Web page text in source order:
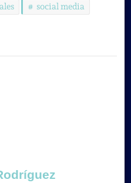
social media